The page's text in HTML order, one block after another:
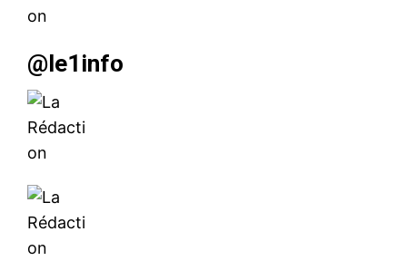
@le1info